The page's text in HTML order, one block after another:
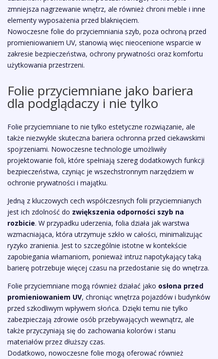
zmniejsza nagrzewanie wnętrz, ale również chroni meble i inne
elementy wyposażenia przed blaknięciem.
Nowoczesne folie do przyciemniania szyb, poza ochroną przed
promieniowaniem UV, stanowią więc nieocenione wsparcie w
zakresie bezpieczeństwa, ochrony prywatności oraz komfortu
użytkowania przestrzeni.
Folie przyciemniane jako bariera
dla podglądaczy i nie tylko
Folie przyciemniane to nie tylko estetyczne rozwiązanie, ale
także niezwykle skuteczna bariera ochronna przed ciekawskimi
spojrzeniami. Nowoczesne technologie umożliwiły
projektowanie foli, które spełniają szereg dodatkowych funkcji
bezpieczeństwa, czyniąc je wszechstronnym narzędziem w
ochronie prywatności i majątku.
Jedną z kluczowych cech współczesnych folii przyciemnianych
jest ich zdolność do zwiększenia odporności szyb na
rozbicie. W przypadku uderzenia, folia działa jak warstwa
wzmacniająca, która utrzymuje szkło w całości, minimalizując
ryzyko zranienia. Jest to szczególnie istotne w kontekście
zapobiegania włamaniom, ponieważ intruz napotykający taką
barierę potrzebuje więcej czasu na przedostanie się do wnętrza.
Folie przyciemniane mogą również działać jako osłona przed
promieniowaniem UV, chroniąc wnętrza pojazdów i budynków
przed szkodliwym wpływem słońca. Dzięki temu nie tylko
zabezpieczają zdrowie osób przebywających wewnątrz, ale
także przyczyniają się do zachowania kolorów i stanu
materiałów przez dłuższy czas.
Dodatkowo, nowoczesne folie mogą oferować również